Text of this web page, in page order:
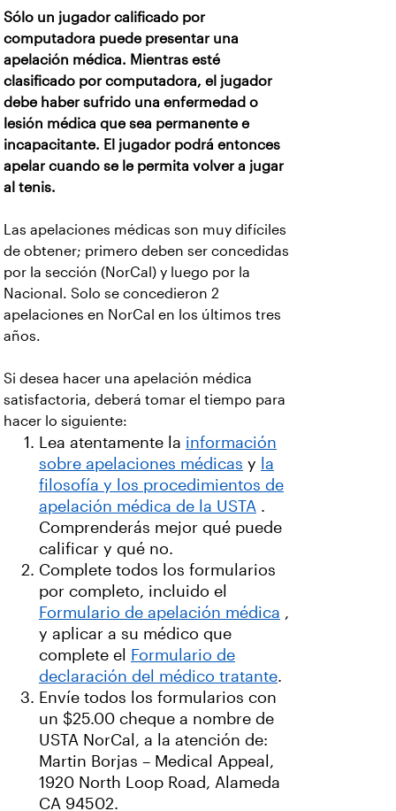
Sólo un jugador calificado por
computadora puede presentar una
apelación médica. Mientras esté
clasificado por computadora, el jugador
debe haber sufrido una enfermedad o
lesión médica que sea permanente e
incapacitante. El jugador podrá entonces
apelar cuando se le permita volver a jugar
al tenis.
Las apelaciones médicas son muy difíciles
de obtener; primero deben ser concedidas
por la sección (NorCal) y luego por la
Nacional. Solo se concedieron 2
apelaciones en NorCal en los últimos tres
años.
Si desea hacer una apelación médica
satisfactoria, deberá tomar el tiempo para
hacer lo siguiente:
Lea atentamente la información
sobre apelaciones médicas y la
filosofía y los procedimientos de
apelación médica de la USTA .
Comprenderás mejor qué puede
calificar y qué no.
Complete todos los formularios
por completo, incluido el
Formulario de apelación médica ,
y aplicar a su médico que
complete el
Formulario de
declaración del médico tratante.
Envíe todos los formularios con
un $25.00 cheque a nombre de
USTA NorCal, a la atención de:
Martin Borjas – Medical Appeal,
1920 North Loop Road, Alameda
CA 94502.